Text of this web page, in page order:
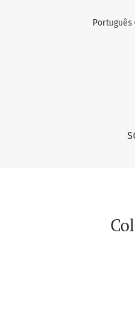
Mudar o